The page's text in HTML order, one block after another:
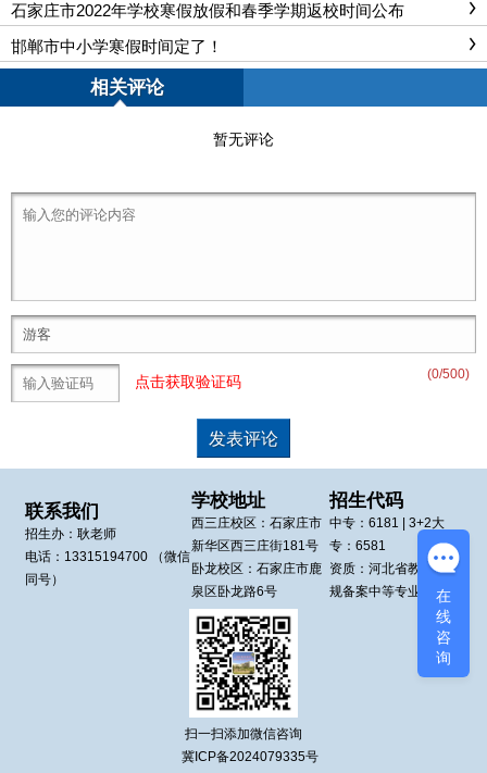
石家庄市2022年学校寒假放假和春季学期返校时间公布
邯郸市中小学寒假时间定了！
相关评论
暂无评论
(0/500)
点击获取验证码
联系我们
招生办： 耿老师
电话： 13315194700（微信
同号）
学校地址
西三庄校区： 石家庄市
新华区西三庄街181号
卧龙校区： 石家庄市鹿
泉区卧龙路6号
招生代码
中专： 6181 | 3+2大
专： 6581
资质：河北省教育厅正
规备案中等专业学校
扫一扫添加微信咨询
冀ICP备2024079335号
在
线
咨
询